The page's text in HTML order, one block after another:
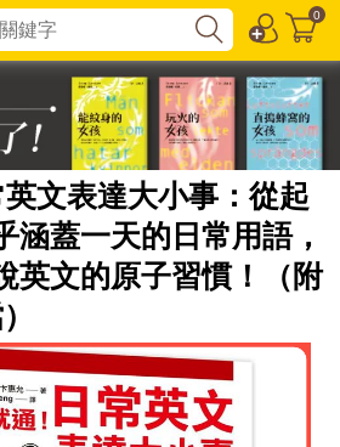
0
文表達大小事：從起
涵蓋一天的日常用語，
英文的原子習慣！（附